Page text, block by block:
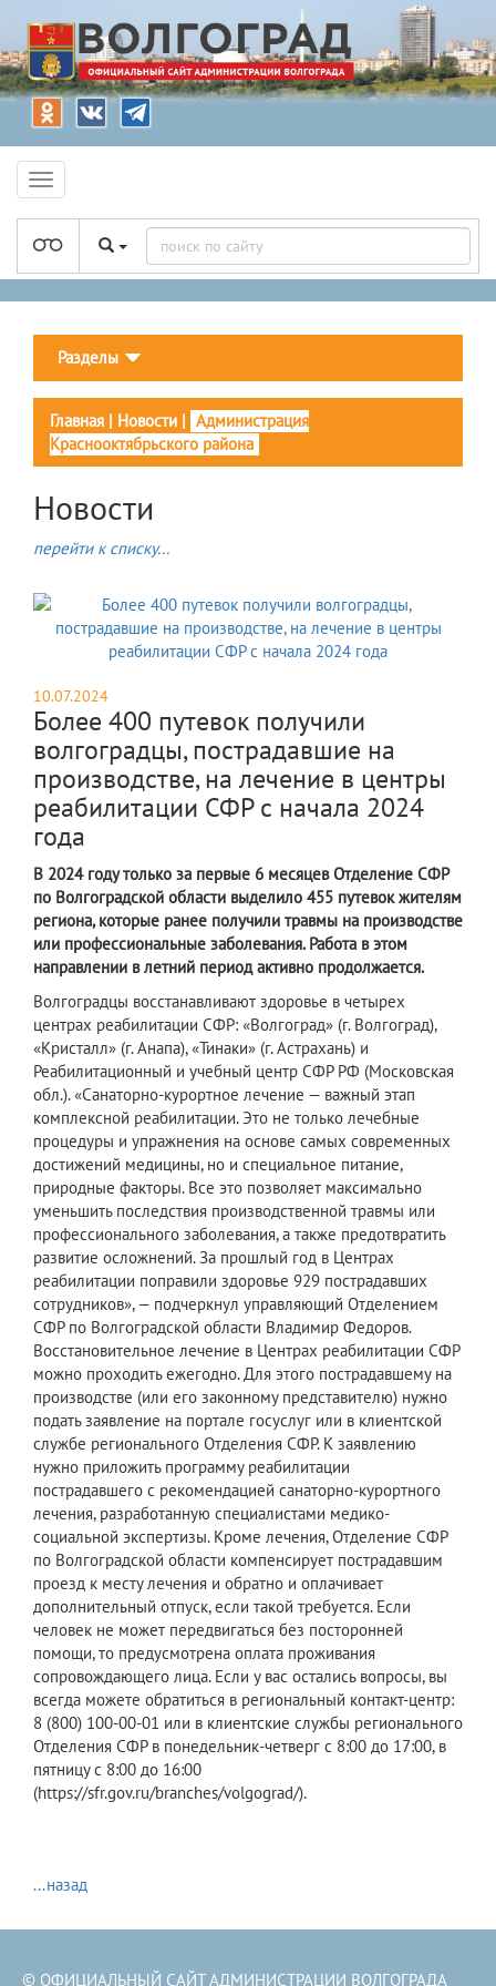
Разделы
Главная | Новости | Администрация
Краснооктябрьского района
Новости
перейти к списку...
10.07.2024
Более 400 путевок получили
волгоградцы, пострадавшие на
производстве, на лечение в центры
реабилитации СФР с начала 2024
года
В 2024 году только за первые 6 месяцев Отделение СФР
по Волгоградской области выделило 455 путевок жителям
региона, которые ранее получили травмы на производстве
или профессиональные заболевания. Работа в этом
направлении в летний период активно продолжается.
Волгоградцы восстанавливают здоровье в четырех
центрах реабилитации СФР: «Волгоград» (г. Волгоград),
«Кристалл» (г. Анапа), «Тинаки» (г. Астрахань) и
Реабилитационный и учебный центр СФР РФ (Московская
обл.). «Санаторно-курортное лечение — важный этап
комплексной реабилитации. Это не только лечебные
процедуры и упражнения на основе самых современных
достижений медицины, но и специальное питание,
природные факторы. Все это позволяет максимально
уменьшить последствия производственной травмы или
профессионального заболевания, а также предотвратить
развитие осложнений. За прошлый год в Центрах
реабилитации поправили здоровье 929 пострадавших
сотрудников», — подчеркнул управляющий Отделением
СФР по Волгоградской области Владимир Федоров.
Восстановительное лечение в Центрах реабилитации СФР
можно проходить ежегодно. Для этого пострадавшему на
производстве (или его законному представителю) нужно
подать заявление на портале госуслуг или в клиентской
службе регионального Отделения СФР. К заявлению
нужно приложить программу реабилитации
пострадавшего с рекомендацией санаторно-курортного
лечения, разработанную специалистами медико-
социальной экспертизы. Кроме лечения, Отделение СФР
по Волгоградской области компенсирует пострадавшим
проезд к месту лечения и обратно и оплачивает
дополнительный отпуск, если такой требуется. Если
человек не может передвигаться без посторонней
помощи, то предусмотрена оплата проживания
сопровождающего лица. Если у вас остались вопросы, вы
всегда можете обратиться в региональный контакт-центр:
8 (800) 100-00-01 или в клиентские службы регионального
Отделения СФР в понедельник-четверг с 8:00 до 17:00, в
пятницу с 8:00 до 16:00
(https://sfr.gov.ru/branches/volgograd/).
...назад
© ОФИЦИАЛЬНЫЙ САЙТ АДМИНИСТРАЦИИ ВОЛГОГРАДА